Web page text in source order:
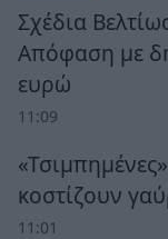
Σχέδια
Απόφαση με
ευρώ
11:09
κοστίζουν
11:01